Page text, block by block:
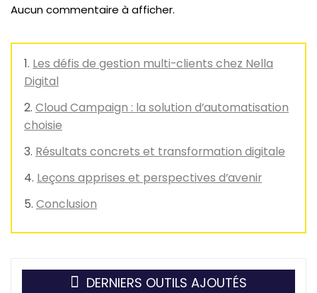
Aucun commentaire à afficher.
Les défis de gestion multi-clients chez Nella
Digital
Cloud Campaign : la solution d’automatisation
choisie
Résultats concrets et transformation digitale
Leçons apprises et perspectives d’avenir
Conclusion
DERNIERS OUTILS AJOUTÉS